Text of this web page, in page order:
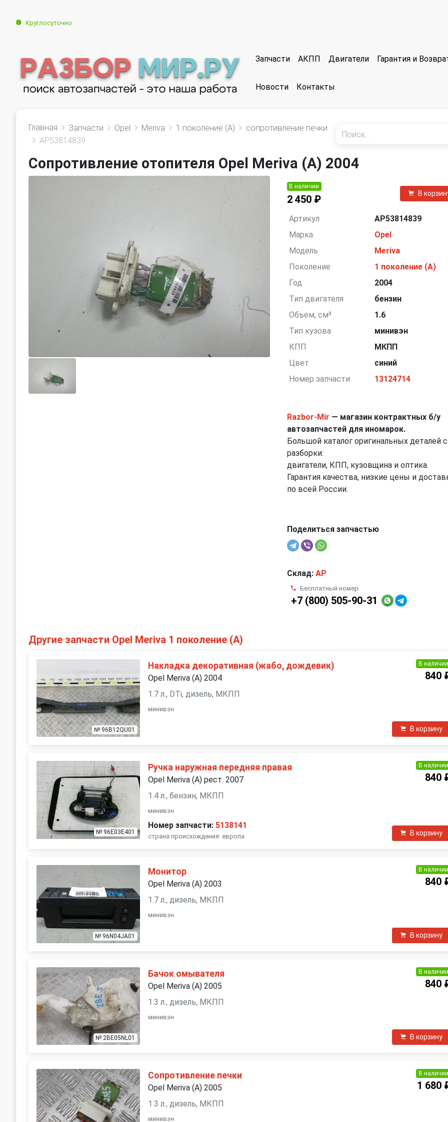
Круглосуточно
Запчасти АКПП Двигатели Гарантия и
Новости Контакты
Главная Запчасти Opel Meriva 1 поколение (A)
сопротивление печки
AP53814839
Сопротивление отопителя Opel Meriva (A) 2004
В наличии
2 450 ₽
В
Артикул
AP53814839
Марка
Opel
Модель
Meriva
Поколение
1 поколение (A)
Год
2004
Тип двигателя
бензин
Объем, см³
1.6
Тип кузова
минивэн
КПП
МКПП
Цвет
синий
Номер запчасти
13124714
Razbor-Mir — магазин контрактных б/у
автозапчастей для иномарок.
Большой каталог оригинальных деталей с
разборки:
двигатели, КПП, кузовщина и оптика.
Гарантия качества, низкие цены и
по всей России.
Поделиться запчастью
Склад: AP
Бесплатный номер
+7 (800) 505-90-31
Другие запчасти Opel Meriva 1 поколение (A)
№ 96B12QU01
Накладка декоративная (жабо, дождевик)
Opel Meriva (A) 2004
1.7 л., DTi, дизель, МКПП
минивэн
В наличии
840
В корзину
№ 96E03E401
Ручка наружная передняя правая
Opel Meriva (A) рест. 2007
1.4 л., бензин, МКПП
минивэн
Номер запчасти: 5138141
страна происхождения: европа
В наличии
840
В корзину
№ 96N04JA01
Монитор
Opel Meriva (A) 2003
1.7 л., дизель, МКПП
минивэн
В наличии
840
В корзину
№ 2BE05NL01
Бачок омывателя
Opel Meriva (A) 2005
1.3 л., дизель, МКПП
минивэн
В наличии
840
В корзину
Сопротивление печки
Opel Meriva (A) 2005
1.3 л., дизель, МКПП
минивэн
В наличии
1 680